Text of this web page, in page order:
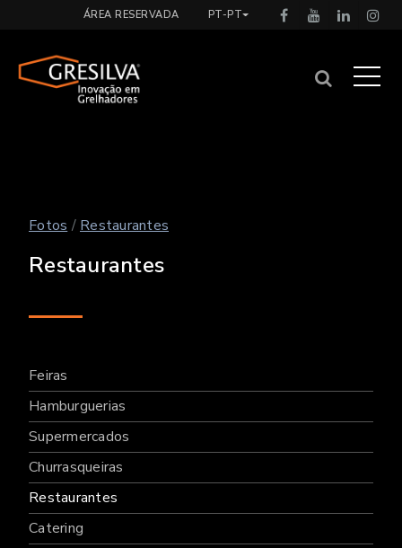
ÁREA RESERVADA PT-PT
Fotos / Restaurantes
Restaurantes
Feiras
Hamburguerias
Supermercados
Churrasqueiras
Restaurantes
Catering